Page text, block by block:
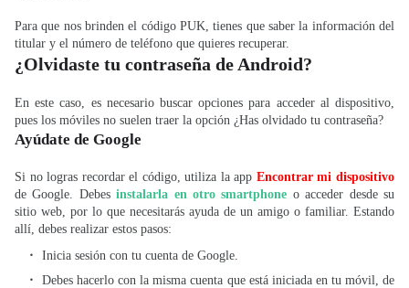
Para que nos brinden el código PUK, tienes que saber la información del
titular y el número de teléfono que quieres recuperar.
¿Olvidaste tu contraseña de Android?
En este caso, es necesario buscar opciones para acceder al dispositivo,
pues los móviles no suelen traer la opción ¿Has olvidado tu contraseña?
Ayúdate de Google
Si no logras recordar el código, utiliza la app Encontrar mi dispositivo
de Google. Debesinstalarla en otro smartphone o acceder desde su
sitio web, por lo que necesitarás ayuda de un amigo o familiar. Estando
allí, debes realizar estos pasos:
Inicia sesión con tu cuenta de Google.
Debes hacerlo con la misma cuenta que está iniciada en tu móvil, de